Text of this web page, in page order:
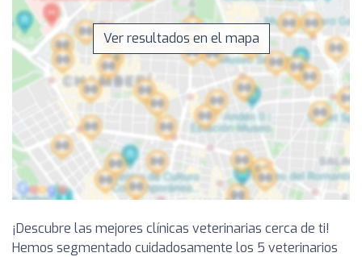
Ver resultados en el mapa
¡Descubre las mejores clínicas veterinarias cerca de ti!
Hemos segmentado cuidadosamente los 5 veterinarios